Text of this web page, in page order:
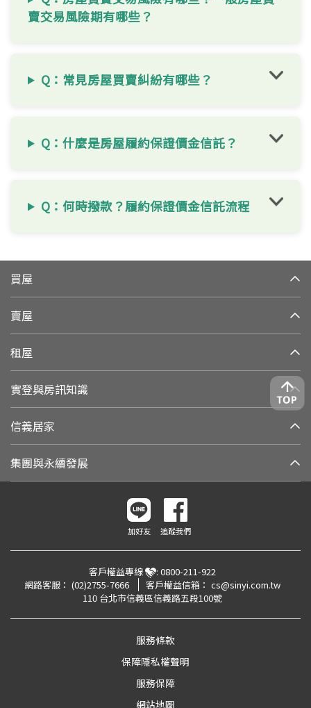
賣交易風險期有哪些​？
Q：常見房屋買賣糾紛有哪些？
Q：什麼是房屋履約保證價金信託？
Q：何時撥款？履約保證價金信託流程
買屋
賣屋
租屋
實登與房訊知識
信義居家
集團與永續發展
加好友 追蹤我們
客戶權益專線 : 0800-211-922
網路客服： (02)2755-7666 客戶權益信箱： cs@sinyi.com.tw
110 台北市信義區信義路五段100號
服務條款
保障隱私權聲明
服務保障
網站地圖